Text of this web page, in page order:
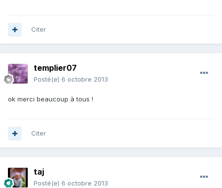
Citer
templier07
Posté(e) 6 octobre 2013
ok merci beaucoup à tous !
Citer
taj
Posté(e) 6 octobre 2013